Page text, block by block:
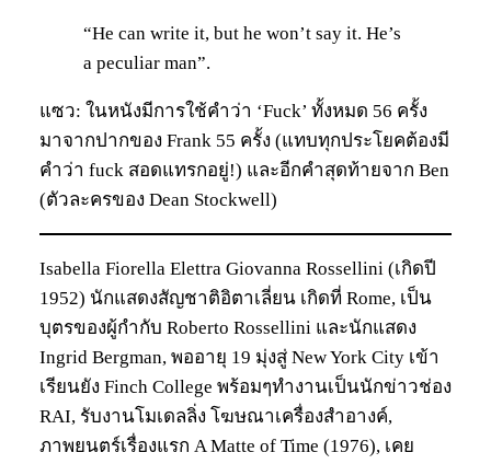
“He can write it, but he won’t say it. He’s
a peculiar man”.
แซว: ในหนังมีการใช้คำว่า ‘Fuck’ ทั้งหมด 56 ครั้ง
มาจากปากของ Frank 55 ครั้ง (แทบทุกประโยคต้องมี
คำว่า fuck สอดแทรกอยู่!) และอีกคำสุดท้ายจาก Ben
(ตัวละครของ Dean Stockwell)
Isabella Fiorella Elettra Giovanna Rossellini (เกิดปี
1952) นักแสดงสัญชาติอิตาเลี่ยน เกิดที่ Rome, เป็น
บุตรของผู้กำกับ Roberto Rossellini และนักแสดง
Ingrid Bergman, พออายุ 19 มุ่งสู่ New York City เข้า
เรียนยัง Finch College พร้อมๆทำงานเป็นนักข่าวช่อง
RAI, รับงานโมเดลลิ่ง โฆษณาเครื่องสำอางค์,
ภาพยนตร์เรื่องแรก A Matte of Time (1976), เคย